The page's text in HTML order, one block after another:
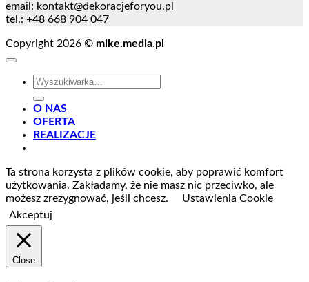
email: kontakt@dekoracjeforyou.pl
tel.: +48 668 904 047
Copyright 2026 © mike.media.pl
Szukaj:
O NAS
OFERTA
REALIZACJE
Ta strona korzysta z plików cookie, aby poprawić komfort
użytkowania. Zakładamy, że nie masz nic przeciwko, ale
możesz zrezygnować, jeśli chcesz.
Ustawienia Cookie
Akceptuj
Close